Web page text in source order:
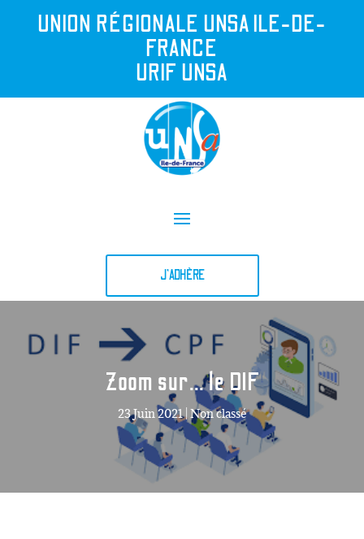
UNION RÉGIONALE UNSA ILE-DE-
FRANCE
URIF UNSA
J'ADHÈRE
Zoom sur… le DIF
23 Juin 2021| Non classé